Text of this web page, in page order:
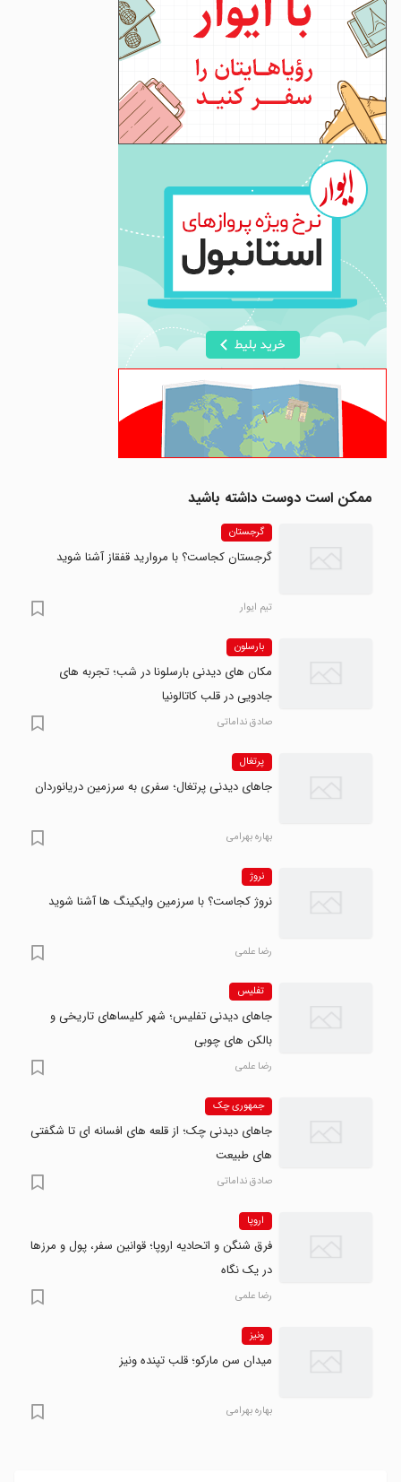
ممکن است دوست داشته باشید
گرجستان
گرجستان کجاست؟ با مروارید قفقاز آشنا شوید
تیم ایوار
بارسلون
مکان های دیدنی بارسلونا در شب؛ تجربه های
جادویی در قلب کاتالونیا
صادق نداماتی
پرتغال
جاهای دیدنی پرتغال؛ سفری به سرزمین دریانوردان
بهاره بهرامی
نروژ
نروژ کجاست؟ با سرزمین وایکینگ ها آشنا شوید
رضا علمی
تفلیس
جاهای دیدنی تفلیس؛ شهر کلیساهای تاریخی و
بالکن های چوبی
رضا علمی
جمهوری چک
جاهای دیدنی چک؛ از قلعه های افسانه ای تا شگفتی
های طبیعت
صادق نداماتی
اروپا
فرق شنگن و اتحادیه اروپا؛ قوانین سفر، پول و مرزها
در یک نگاه
رضا علمی
ونیز
میدان سن مارکو؛ قلب تپنده ونیز
بهاره بهرامی